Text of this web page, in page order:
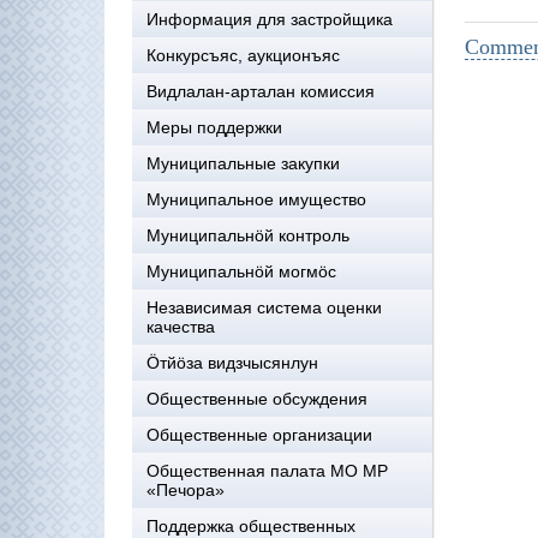
Информация для застройщика
Конкурсъяс, аукционъяс
Видлалан-арталан комиссия
Меры поддержки
Муниципальные закупки
Муниципальное имущество
Муниципальнӧй контроль
Муниципальнöй могмöс
Независимая система оценки
качества
Öтйöза видзчысянлун
Общественные обсуждения
Общественные организации
Общественная палата МО МР
«Печора»
Поддержка общественных